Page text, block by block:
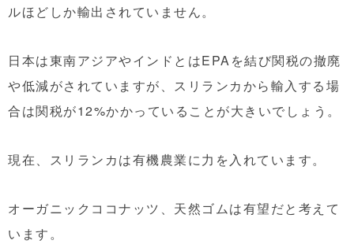
ルほどしか輸出されていません。
日本は東南アジアやインドとはEPAを結び関税の撤廃
や低減がされていますが、スリランカから輸入する場
合は関税が12%かかっていることが大きいでしょう。
現在、スリランカは有機農業に力を入れています。
オーガニックココナッツ、天然ゴムは有望だと考えて
います。